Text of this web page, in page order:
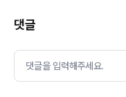
댓글
댓글을 입력해주세요.